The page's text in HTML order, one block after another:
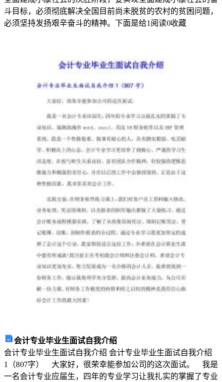
斗目标，必须彻底解决全国目前尚未脱贫的农村的贫困问题，
必须坚持发扬艰辛奋斗的精神。下面是给1 阅读0收藏
会计专业毕业生面试自我介绍
会计专业毕业生面试自我介绍 会计专业毕业生面试自我介绍
1（807字） 大家好，很荣幸能参加公司的这次面试。 我是
一名会计专业应届生，四年的专业学习让我扎实的掌握了专业